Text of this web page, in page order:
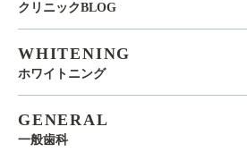
クリニックBLOG
WHITENING
ホワイトニング
GENERAL
一般歯科